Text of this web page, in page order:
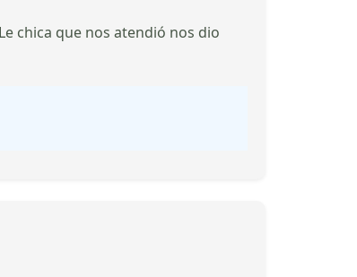
chica que nos atendió nos dio